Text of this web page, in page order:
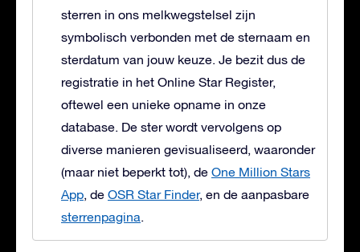
sterren in ons melkwegstelsel zijn
symbolisch verbonden met de sternaam en
sterdatum van jouw keuze. Je bezit dus de
registratie in het Online Star Register,
oftewel een unieke opname in onze
database. De ster wordt vervolgens op
diverse manieren gevisualiseerd, waaronder
(maar niet beperkt tot), de One Million Stars
App, de OSR Star Finder, en de aanpasbare
sterrenpagina.